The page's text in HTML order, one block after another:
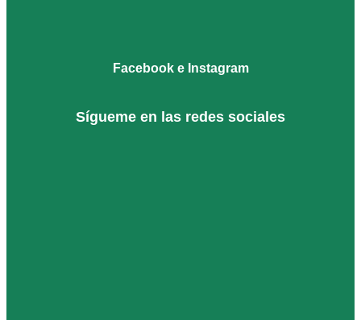
Facebook e Instagram
Sígueme en las redes sociales